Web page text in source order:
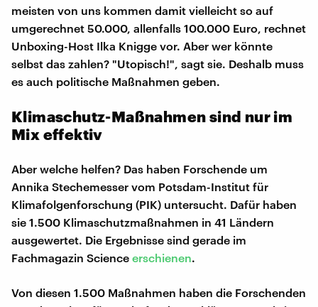
meisten von uns kommen damit vielleicht so auf
umgerechnet 50.000, allenfalls 100.000 Euro, rechnet
Unboxing-Host Ilka Knigge vor. Aber wer könnte
selbst das zahlen? "Utopisch!", sagt sie. Deshalb muss
es auch politische Maßnahmen geben.
Klimaschutz-Maßnahmen sind nur im
Mix effektiv
Aber welche helfen? Das haben Forschende um
Annika Stechemesser vom Potsdam-Institut für
Klimafolgenforschung (PIK) untersucht. Dafür haben
sie 1.500 Klimaschutzmaßnahmen in 41 Ländern
ausgewertet. Die Ergebnisse sind gerade im
Fachmagazin Science erschienen.
Von diesen 1.500 Maßnahmen haben die Forschenden